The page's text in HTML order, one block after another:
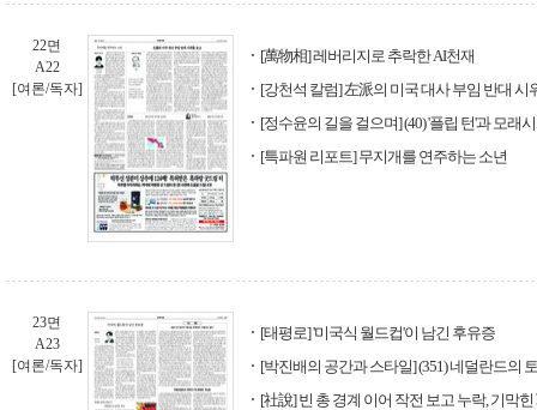
22면
A22
[여론/독자]
[萬物相] 레버리지로 추락한 AI천재
[강천석 칼럼] 左派의 미국 대사 부임 반대 시
[정수윤의 길을 걸으며] (40) '플립 턴'과 모래
[특파원 리포트] 무지개를 연주하는 소년
23면
A23
[여론/독자]
[태평로] '미국식 월드컵'이 남긴 후유증
[박진배의 공간과 스타일] (351) 네덜란드의
[社說] 빈 총 경계 이어 작전 보고 누락, 기막힌